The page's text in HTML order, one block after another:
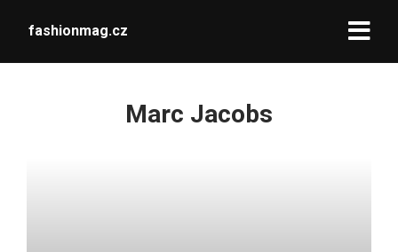
fashionmag.cz
Marc Jacobs